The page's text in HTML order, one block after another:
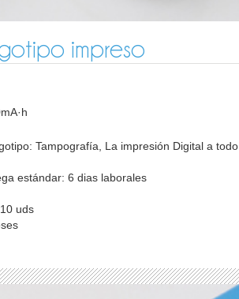
impreso
Tampografía, La impresión Digital a todo
estándar: 6 dias laborales
uds